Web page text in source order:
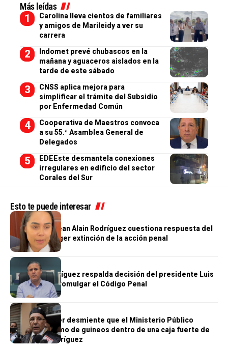
Más leídas
Carolina lleva cientos de familiares
y amigos de Marileidy a ver su
carrera
Indomet prevé chubascos en la
mañana y aguaceros aislados en la
tarde de este sábado
CNSS aplica mejora para
simplificar el trámite del Subsidio
por Enfermedad Común
Cooperativa de Maestros convoca
a su 55.ª Asamblea General de
Delegados
EDEEste desmantela conexiones
irregulares en edificio del sector
Corales del Sur
Esto te puede interesar
JUSTICIA
Abogada de Jean Alain Rodríguez cuestiona respuesta del
MP y pide acoger extinción de la acción penal
JUSTICIA
Jean Luis Rodríguez respalda decisión del presidente Luis
Abinader de promulgar el Código Penal
JUSTICIA
Carlos Balcácer desmiente que el Ministerio Público
hallara un racimo de guineos dentro de una caja fuerte de
Jean Alain Rodríguez